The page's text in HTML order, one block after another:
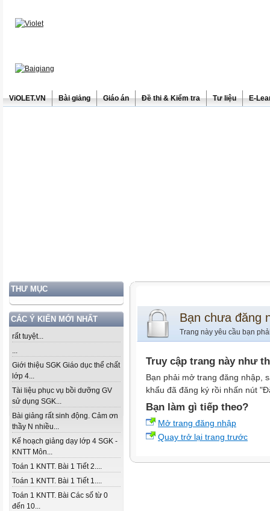
ViOLET.VN Bài giảng Giáo án Đề thi & Kiểm tra Tư liệu E-
THƯ MỤC
CÁC Ý KIẾN MỚI NHẤT
rất tuyệt...
...
Giới thiệu SGK Giáo dục thể chất
lớp 4...
Tài liệu phục vụ bồi dưỡng GV
sử dụng SGK...
Bài giảng rất sinh động. Cảm ơn
thầy N nhiều...
Kế hoạch giảng dạy lớp 4 SGK -
KNTT Môn...
Toán 1 KNTT. Bài 1 Tiết 2....
Toán 1 KNTT. Bài 1 Tiết 1....
Toán 1 KNTT. Bài Các số từ 0
đến 10...
Bạn chưa đăng
Trang này yêu cầu bạn
Truy cập trang này như
Bạn phải mở trang đăng nhập,
khẩu đã đăng ký rồi nhấn nút
Bạn làm gì tiếp theo?
Mở trang đăng nhập
Quay trở lại trang trước